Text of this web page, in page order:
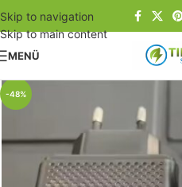
Skip to navigation
Skip to main content
MENÜ
Start/Sales
-48%